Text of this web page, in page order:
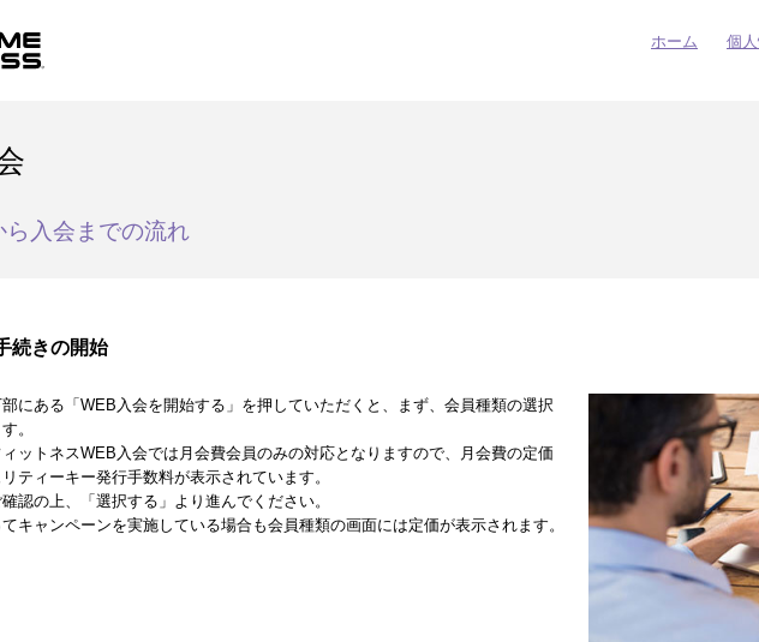
ホーム 個
ら入会までの流れ
続きの開始
にある「WEB入会を開始する」を押していただくと、まず、会員種類の選択
。
ットネスWEB入会では月会費会員のみの対応となりますので、月会費の定価
ティーキー発行手数料が表示されています。
認の上、「選択する」より進んでください。
キャンペーンを実施している場合も会員種類の画面には定価が表示されます。